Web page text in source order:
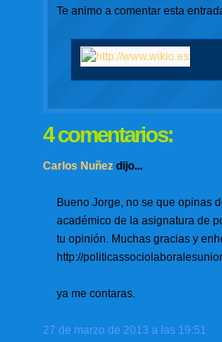
Te animo a comentar esta
4 comentarios:
Carlos Nuñez dijo...
Bueno Jorge, no se que opinas
académico de la asignatura de
tu opinión. Muchas gracias y
http://
ya me contaras.
27 de marzo de 2013 a las 19:51